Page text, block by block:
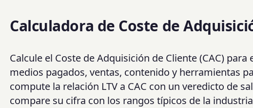
Calculadora de Coste de
Calcule el Coste de Adquisición de Cliente (CAC)
medios pagados, ventas, contenido y herramientas
compute la relación LTV a CAC con un veredicto de
compare su cifra con los rangos típicos de la